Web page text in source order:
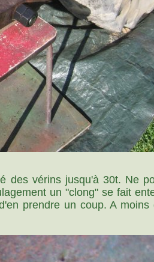
vérins jusqu'à 30t. Ne
un "clong" se fait
prendre un coup. A